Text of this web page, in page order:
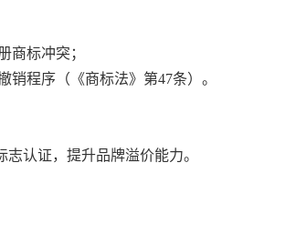
商标冲突；
程序（《商标法》第47条）。
认证，提升品牌溢价能力。